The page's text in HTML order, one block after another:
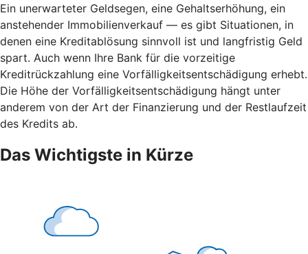
Ein unerwarteter Geldsegen, eine Gehaltserhöhung, ein
anstehender Immobilienverkauf — es gibt Situationen, in
denen eine Kreditablösung sinnvoll ist und langfristig Geld
spart. Auch wenn Ihre Bank für die vorzeitige
Kreditrückzahlung eine Vorfälligkeitsentschädigung erhebt.
Die Höhe der Vorfälligkeitsentschädigung hängt unter
anderem von der Art der Finanzierung und der Restlaufzeit
des Kredits ab.
Das Wichtigste in Kürze